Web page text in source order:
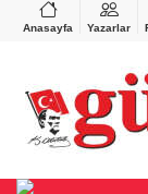
Anasayfa Yazarlar
%-0,02